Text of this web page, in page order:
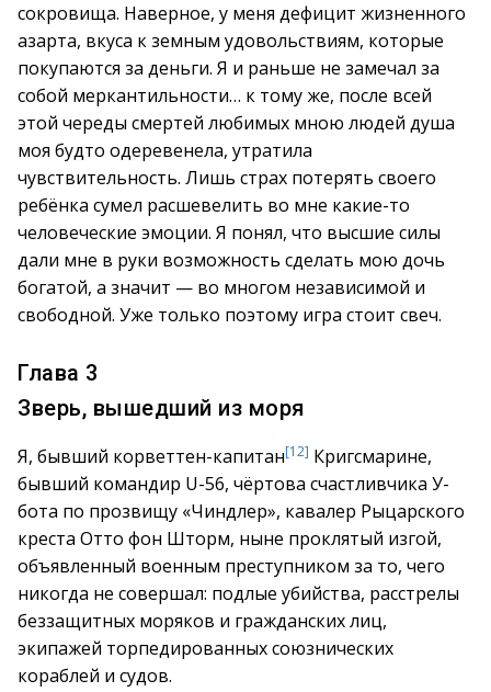
сокровища. Наверное, у меня дефицит жизненного
азарта, вкуса к земным удовольствиям, которые
покупаются за деньги. Я и раньше не замечал за
собой меркантильности… к тому же, после всей
этой череды смертей любимых мною людей душа
моя будто одеревенела, утратила
чувствительность. Лишь страх потерять своего
ребёнка сумел расшевелить во мне какие-то
человеческие эмоции. Я понял, что высшие силы
дали мне в руки возможность сделать мою дочь
богатой, а значит — во многом независимой и
свободной. Уже только поэтому игра стоит свеч.
Глава 3
Зверь, вышедший из моря
Я, бывший корветтен-капитан[12] Кригсмарине,
бывший командир U-56, чёртова счастливчика У-
бота по прозвищу «Чиндлер», кавалер Рыцарского
креста Отто фон Шторм, ныне проклятый изгой,
объявленный военным преступником за то, чего
никогда не совершал: подлые убийства, расстрелы
беззащитных моряков и гражданских лиц,
экипажей торпедированных союзнических
кораблей и судов.